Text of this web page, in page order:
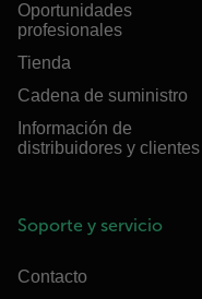
Oportunidades
profesionales
Tienda
Cadena de suministro
Información de
distribuidores y clientes
Soporte y servicio
Contacto